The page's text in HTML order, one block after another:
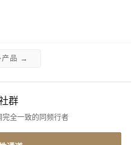
产品 →
群
全一致的同频行者